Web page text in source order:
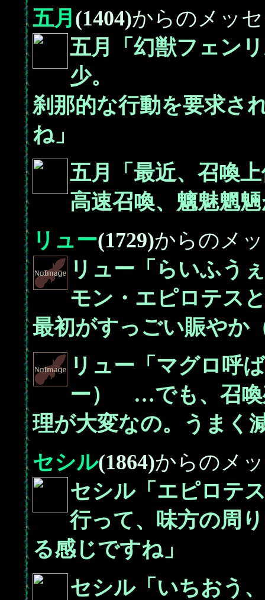
五月 (1404)からのメッ
五月「幻獣フェン
少。
刹那的な行動を要求さ
ね」
五月「最近、召喚
高速召喚、魑魅魍
リュー(1729)からのメ
リュー「らいふう
モン・エピロテス
最初がすっごい賑やか
リュー「マグロ呼
ー） …でも、召喚
理が大変なの。うまく
セシル(1864)からのメ
セシル「エピロテ
行って、味方の周
る感じですね」
セシル「いちおう